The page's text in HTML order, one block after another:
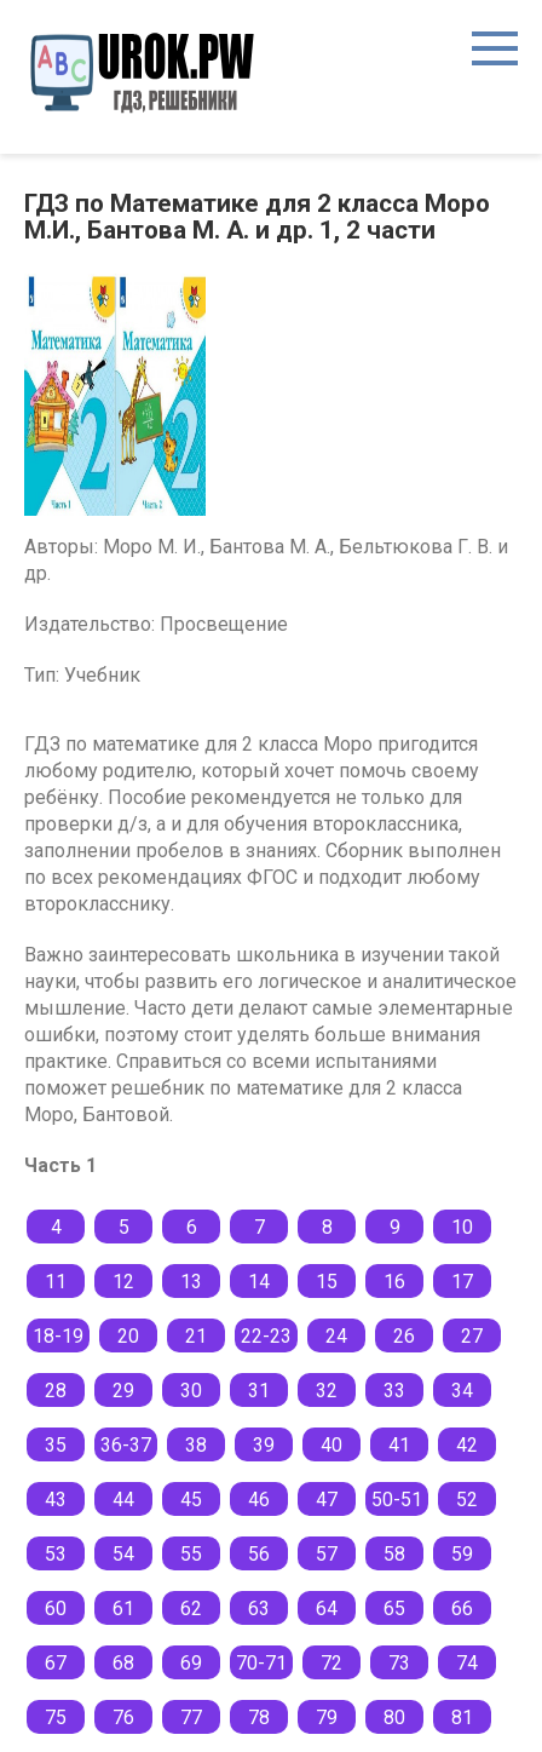
ГДЗ по Математике для 2 класса Моро
М.И., Бантова М. А. и др. 1, 2 части
Авторы: Моро М. И., Бантова М. А., Бельтюкова Г. В. и
др.
Издательство: Просвещение
Тип: Учебник
ГДЗ по математике для 2 класса Моро пригодится
любому родителю, который хочет помочь своему
ребёнку. Пособие рекомендуется не только для
проверки д/з, а и для обучения второклассника,
заполнении пробелов в знаниях. Сборник выполнен
по всех рекомендациях ФГОС и подходит любому
второкласснику.
Важно заинтересовать школьника в изучении такой
науки, чтобы развить его логическое и аналитическое
мышление. Часто дети делают самые элементарные
ошибки, поэтому стоит уделять больше внимания
практике. Справиться со всеми испытаниями
поможет решебник по математике для 2 класса
Моро, Бантовой.
Часть 1
4 5 6 7 8 9 10
11 12 13 14 15 16 17
18-19 20 21 22-23 24 26 27
28 29 30 31 32 33 34
35 36-37 38 39 40 41 42
43 44 45 46 47 50-51 52
53 54 55 56 57 58 59
60 61 62 63 64 65 66
67 68 69 70-71 72 73 74
75 76 77 78 79 80 81